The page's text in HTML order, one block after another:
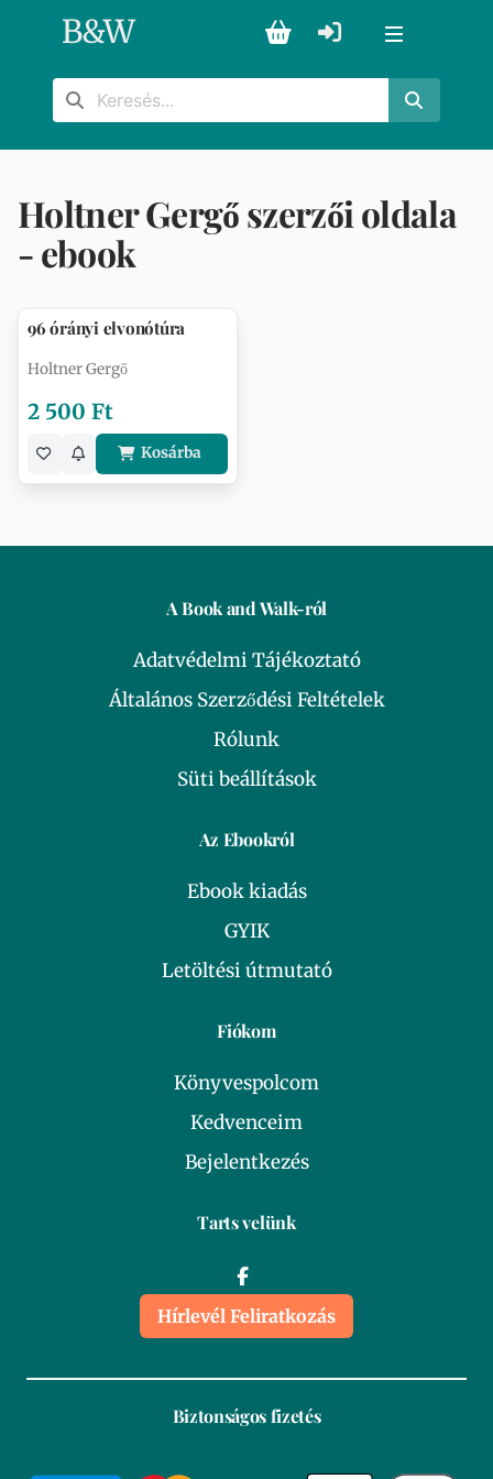
B&W
Holtner Gergő szerzői oldala
- ebook
96 órányi elvonótúra
Holtner Gergő
2 500 Ft
Kosárba
A Book and Walk-ról
Adatvédelmi Tájékoztató
Általános Szerződési Feltételek
Rólunk
Süti beállítások
Az Ebookról
Ebook kiadás
GYIK
Letöltési útmutató
Fiókom
Könyvespolcom
Kedvenceim
Bejelentkezés
Tarts velünk
Hírlevél Feliratkozás
Biztonságos fizetés